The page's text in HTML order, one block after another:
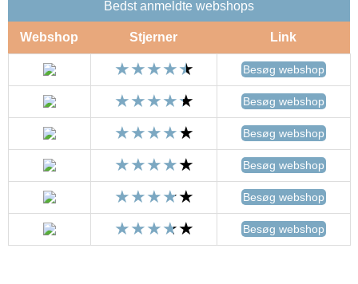
Bedst anmeldte webshops
Webshop Stjerner Link
Besøg webshop
Besøg webshop
Besøg webshop
Besøg webshop
Besøg webshop
Besøg webshop